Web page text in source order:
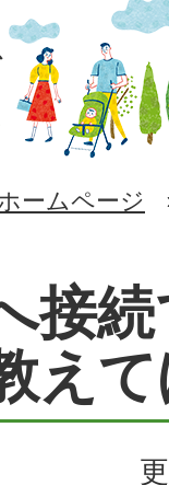
ームページ
接
え